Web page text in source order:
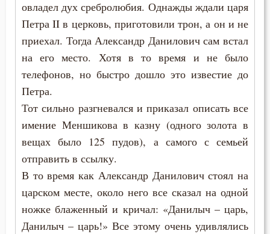
овладел дух сребролюбия. Однажды ждали царя
Петра II в церковь, приготовили трон, а он и не
приехал. Тогда Александр Данилович сам встал
на его место. Хотя в то время и не было
телефонов, но быстро дошло это известие до
Петра.
Тот сильно разгневался и приказал описать все
имение Меншикова в казну (одного золота в
вещах было 125 пудов), а самого с семьей
отправить в ссылку.
В то время как Александр Данилович стоял на
царском месте, около него все сказал на одной
ножке блаженный и кричал: «Данилыч – царь,
Данилыч – царь!» Все этому очень удивлялись